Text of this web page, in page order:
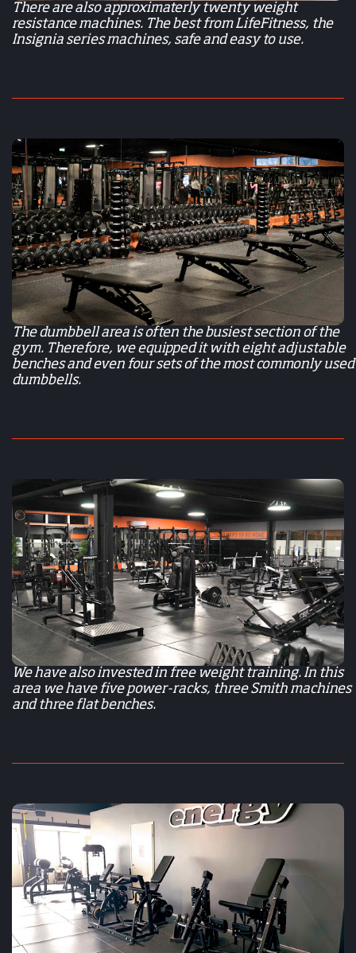
There are also approximaterly twenty weight
resistance machines. The best from LifeFitness, the
Insignia series machines, safe and easy to use.
The dumbbell area is often the busiest section of the
gym. Therefore, we equipped it with eight adjustable
benches and even four sets of the most commonly used
dumbbells.
We have also invested in free weight training. In this
area we have five power-racks, three Smith machines
and three flat benches.